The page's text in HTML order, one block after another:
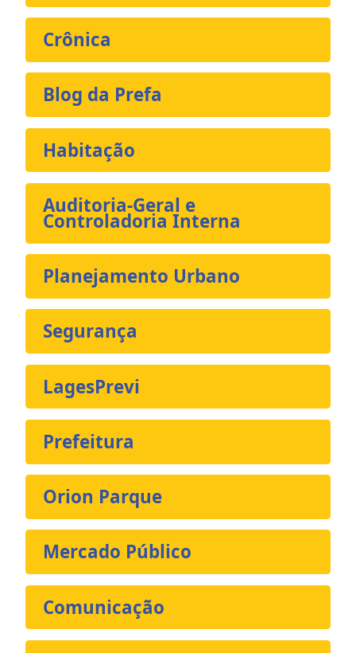
Crônica
Blog da Prefa
Habitação
Auditoria-Geral e
Controladoria Interna
Planejamento Urbano
Segurança
LagesPrevi
Prefeitura
Orion Parque
Mercado Público
Comunicação